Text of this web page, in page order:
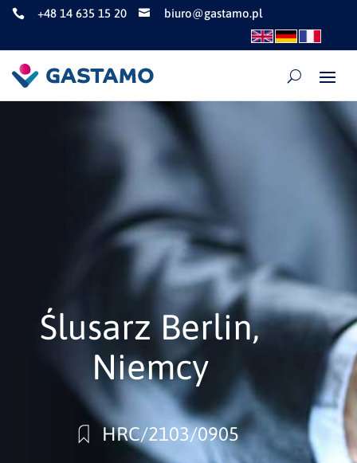
 +48 14 635 15 20  biuro@gastamo.pl
Ślusarz Berlin,
Niemcy
HRC/2103/0905